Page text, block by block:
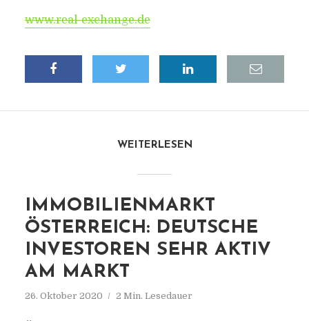
www.real-exchange.de
WEITERLESEN
IMMOBILIENMARKT
ÖSTERREICH: DEUTSCHE
INVESTOREN SEHR AKTIV
AM MARKT
26. Oktober 2020 2 Min. Lesedauer